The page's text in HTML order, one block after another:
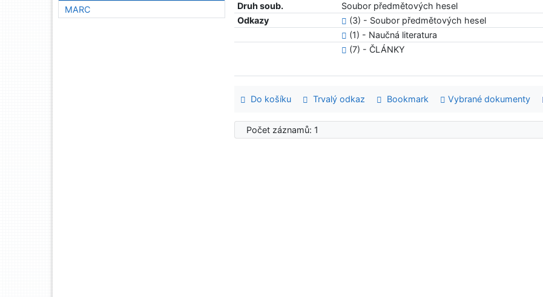
Druh soub.
Soubor předmětových hesel
Odkazy
(3) - Soubor předmětových hesel
(1) - Naučná literatura
(7) - ČLÁNKY
Do košíku Trvalý odkaz Bookmark Vybrané dokumenty
Počet záznamů: 1
MARC